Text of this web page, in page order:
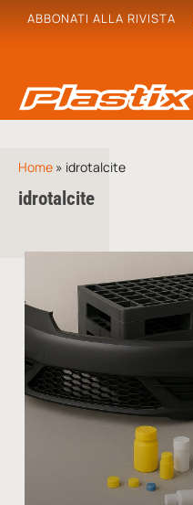
ABBONATI ALLA RIVISTA
Home » idrotalcite
idrotalcite